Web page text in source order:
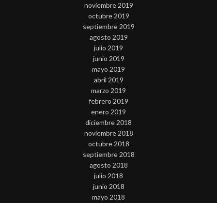
noviembre 2019
octubre 2019
septiembre 2019
agosto 2019
julio 2019
junio 2019
mayo 2019
abril 2019
marzo 2019
febrero 2019
enero 2019
diciembre 2018
noviembre 2018
octubre 2018
septiembre 2018
agosto 2018
julio 2018
junio 2018
mayo 2018